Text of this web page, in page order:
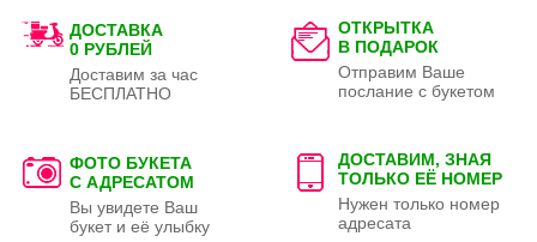
ДОСТАВКА
0 РУБЛЕЙ
Доставим за час
БЕСПЛАТНО
ОТКРЫТКА
В ПОДАРОК
Отправим Ваше
послание с букетом
ФОТО БУКЕТА
С АДРЕСАТОМ
Вы увидете Ваш
букет и её улыбку
ДОСТАВИМ, ЗНАЯ
ТОЛЬКО ЕЁ НОМЕР
Нужен только номер
адресата